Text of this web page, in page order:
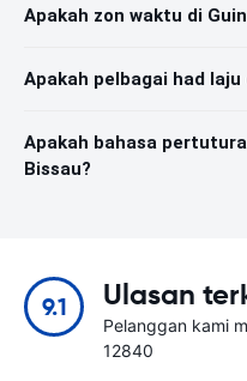
Apakah zon waktu di
Apakah pelbagai had laju
Apakah bahasa
Bissau?
9.1 Ulasan
Pelanggan kami
12840